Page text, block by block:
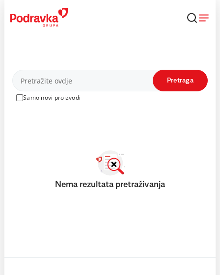
content
Proizvodi
Samo novi proizvodi
Pretraga
Nema rezultata pretraživanja